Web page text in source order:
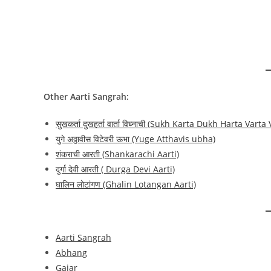
Other Aarti Sangrah:
सुखकर्ता दुखहर्ता वार्ता विघ्नाची (Sukh Karta Dukh Harta
युगे अठ्ठावीस विटेवरी ऊभा (Yuge Atthavis ubha)
शंकराची आरती (Shankarachi Aarti)
दुर्गा देवी आरती ( Durga Devi Aarti)
घालिन लोटांगण (Ghalin Lotangan Aarti)
Aarti Sangrah
Abhang
Gajar